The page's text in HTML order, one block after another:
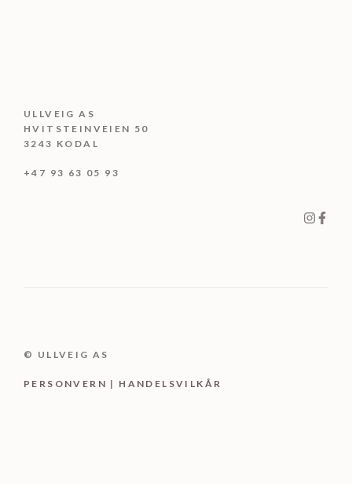
ULLVEIG AS
HVITSTEINVEIEN 50
3243 KODAL
+47 93 63 05 93
© ULLVEIG AS
PERSONV ER N | HANDELSVILKÅR